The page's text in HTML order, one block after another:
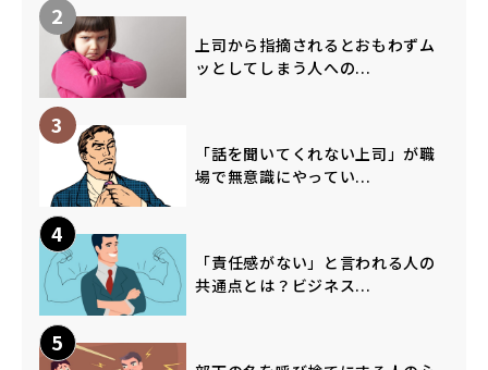
2
上司から指摘されるとおもわずム
ッとしてしまう人への...
3
「話を聞いてくれない上司」が職
場で無意識にやってい...
4
「責任感がない」と言われる人の
共通点とは？ビジネス...
5